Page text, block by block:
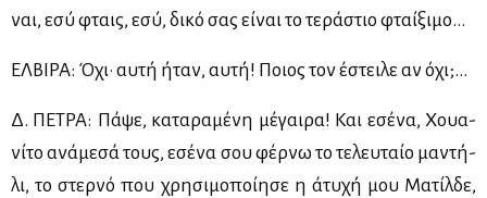
ναι, εσύ φταις, εσύ, δι­κό σας εί­ναι το τε­ρά­στιο φταί­ξι­μο…
ΕΛ­ΒΙ­ΡΑ: Όχι· αυ­τή ήταν, αυ­τή! Ποιος τον έστει­λε αν όχι;…
Δ. ΠΕ­ΤΡΑ: Πά­ψε, κα­τα­ρα­μέ­νη μέ­γαι­ρα! Και εσέ­να, Χουα­
νί­το ανά­με­σά τους, εσέ­να σου φέρ­νω το τε­λευ­ταίο μα­ντή­
λι, το στερ­νό που χρη­σι­μο­ποί­η­σε η άτυ­χή μου Μα­τίλ­δε,